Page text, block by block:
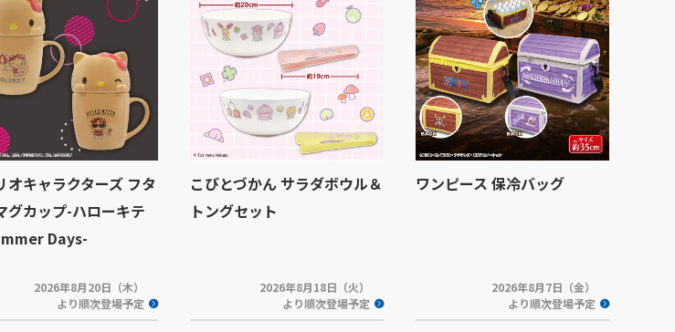
オキャラクターズ フタ
グカップ-ハローキテ
Days-
2026年8月20日（木）
より順次登場予定
こびとづかん サラダボウル＆
トングセット
2026年8月18日（火）
より順次登場予定
ワンピース 保冷バッグ
2026年8月7日（金）
より順次登場予定